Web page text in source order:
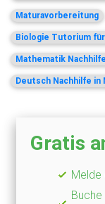
Maturavorbereitung
Biologie Tutorium
Mathematik
Deutsch Nachhilfe in
Gratis
Melde